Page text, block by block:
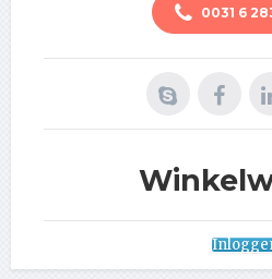
0031 6